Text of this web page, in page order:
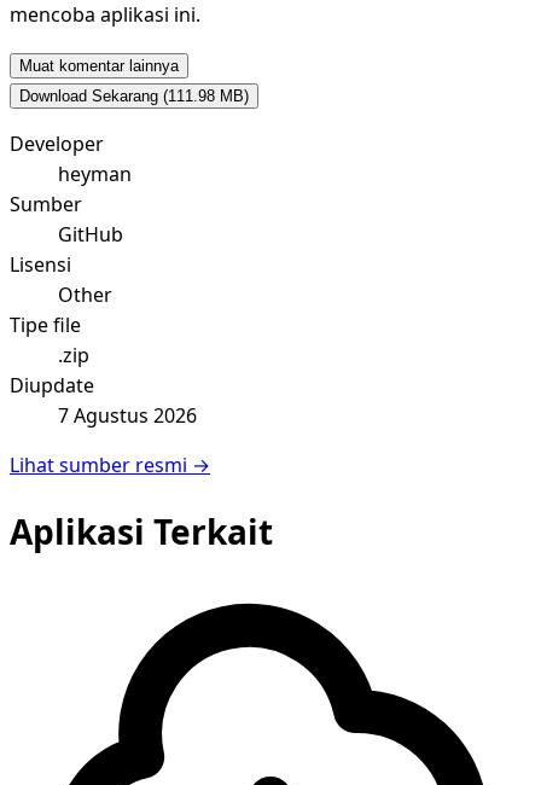
mencoba aplikasi ini.
Muat komentar lainnya
Download Sekarang (111.98 MB)
Developer
heyman
Sumber
GitHub
Lisensi
Other
Tipe file
.zip
Diupdate
7 Agustus 2026
Lihat sumber resmi →
Aplikasi Terkait